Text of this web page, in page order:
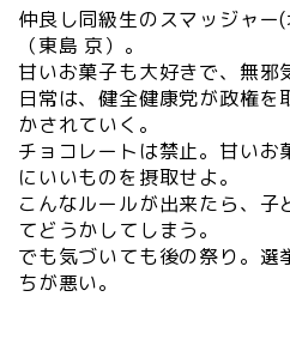
仲良し同級生のスマッジャー
（東島 京）。
甘いお菓子も大好きで、無邪
日常は、健全健康党が政権を
かされていく。
チョコレートは禁止。甘いお
にいいものを摂取せよ。
こんなルールが出来たら、子
てどうかしてしまう。
でも気づいても後の祭り。選
ちが悪い。